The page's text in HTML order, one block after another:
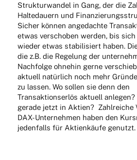
Struk­tur­wan­del in Gang, der die
Halte­dau­ern und
Sicher können ange­dachte
etwas verscho­ben werden, bis
wieder etwas stabi­li­siert haben.
die z.B. die Rege­lung der
Nach­folge ohne­hin gerne
aktu­ell natür­lich noch mehr
zu lassen. Wo sollen sie denn den
Trans­ak­ti­ons­er­lös aktu­ell
gerade jetzt in Aktien? Zahl­rei­che
DAX-Unter­neh­men haben den
jeden­falls für Akti­en­käufe genutzt.